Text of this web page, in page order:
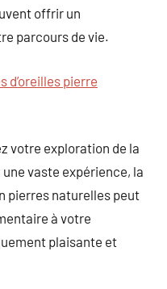
offrir un
parcours de vie.
d’oreilles pierre
votre exploration de la
vaste expérience, la
pierres naturelles peut
à votre
plaisante et